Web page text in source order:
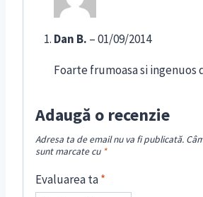
Dan B. –01/09/2014
Foarte frumoasa si
Adaugă o recenzie
Adresa ta de email nu va fi publicată.
sunt marcate cu *
Evaluarea ta*